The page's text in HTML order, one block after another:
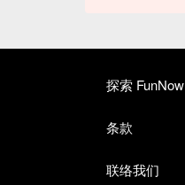
探索 FunNow
条款
联络我们